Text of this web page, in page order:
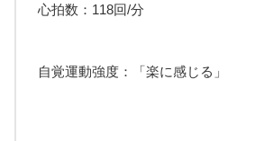
心拍数：118回/分
自覚運動強度：「楽に感じる」